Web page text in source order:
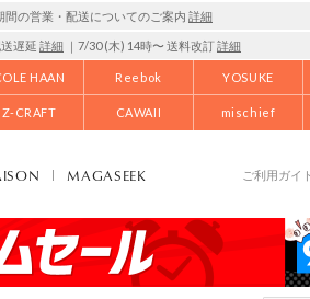
間の営業・配送についてのご案内 詳細
遅延 詳細 ｜7/30 (木) 14時〜 送料改訂詳細
HAAN Reebok YOSUKE
Z-CRAFT CAWAII mischief
MAGASEEK ご利用ガイ